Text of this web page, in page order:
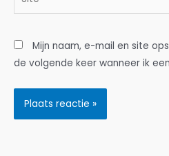
Mijn naam, e-mail en site
de volgende keer wanneer ik